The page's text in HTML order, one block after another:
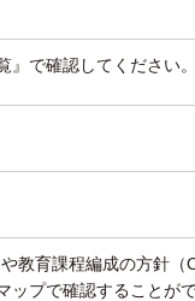
で確認してください。
教育課程編成の方針（
プで確認することがで